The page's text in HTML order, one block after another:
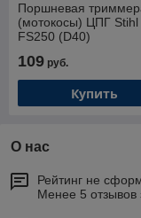
Поршневая
(мотокосы) ЦПГ Stihl
FS250 (D40)
109 руб.
Купить
О нас
Рейтинг не
Менее 5 отзывов